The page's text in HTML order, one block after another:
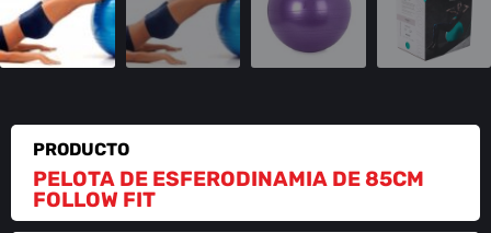
PRODUCTO
PELOTA DE ESFERODINAMIA DE 85CM
FOLLOW FIT